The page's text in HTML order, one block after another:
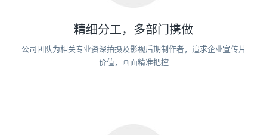
精细分工，多部门携做
公司团队为相关专业资深拍摄及影视后期制作者，追求企业宣传片
价值，画面精准把控